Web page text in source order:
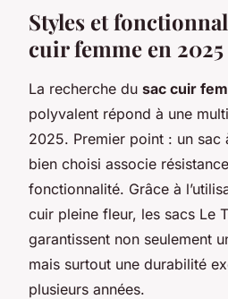
Styles et
cuir femme en 2025
La recherche du sac cuir
polyvalent répond à une
2025. Premier point : un sac
bien choisi associe
fonctionnalité. Grâce à
cuir pleine fleur, les sacs Le
garantissent non seulement
mais surtout une durabilité
plusieurs années.